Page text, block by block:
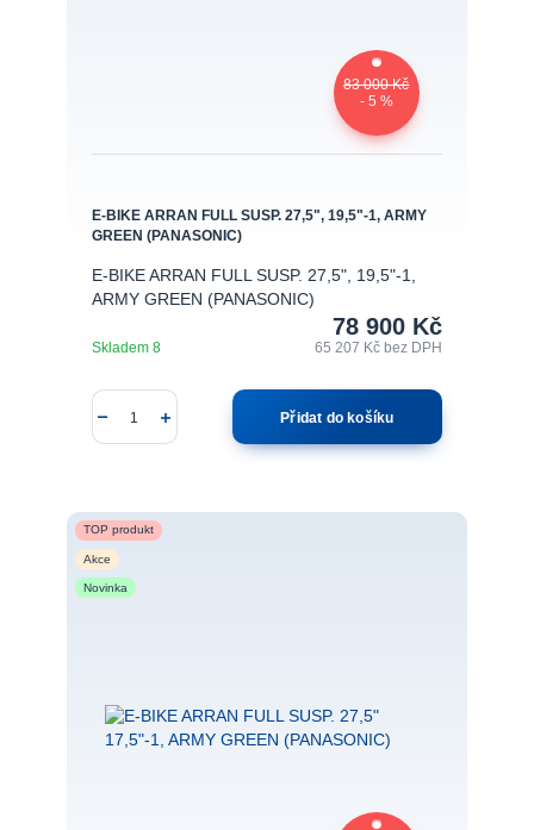
83 000 Kč
- 5 %
E-BIKE ARRAN FULL SUSP. 27,5", 19,5"-1, ARMY
GREEN (PANASONIC)
E-BIKE ARRAN FULL SUSP. 27,5", 19,5"-1,
ARMY GREEN (PANASONIC)
78 900 Kč
65 207 Kč bez DPH
Skladem 8
Přidat do košíku
TOP produkt
Akce
Novinka